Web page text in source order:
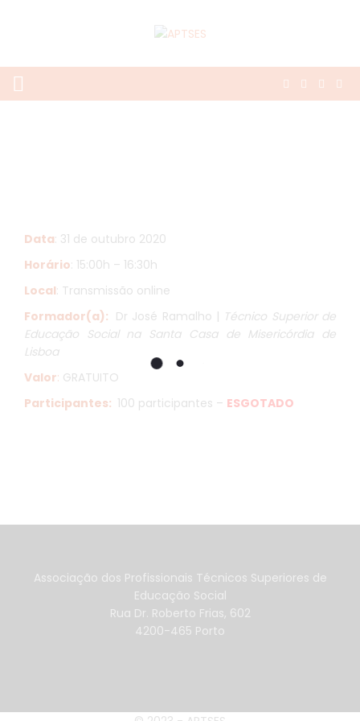
Data: 31 de outubro 2020
Horário: 15:00h – 16:30h
Local: Transmissão online
Formador(a): Dr José Ramalho | Técnico Superior de
Educação Social na Santa Casa de Misericórdia de
Lisboa
Valor: GRATUITO
Participantes: 100 participantes – ESGOTADO
Associação dos Profissionais Técnicos Superiores de
Educação Social
Rua Dr. Roberto Frias, 602
4200-465 Porto